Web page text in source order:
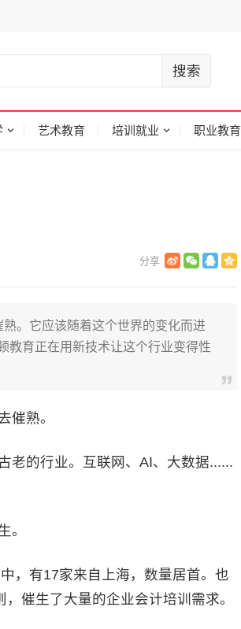
艺术教育 培训就业 职业教育
。它应该随着这个世界的变化而进
教育正在用新技术让这个行业变得性
催熟。
的行业。互联网、AI、大数据......
有17家来自上海，数量居首。也
催生了大量的企业会计培训需求。